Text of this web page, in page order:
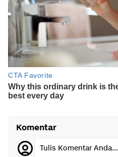
Komentar
Tulis Komentar Anda...